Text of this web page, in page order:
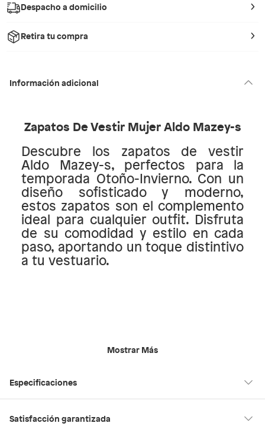
Despacho a domicilio
Retira tu compra
Información adicional
Zapatos De Vestir Mujer Aldo Mazey-s
Descubre los zapatos de vestir
Aldo Mazey-s, perfectos para la
temporada Otoño-Invierno. Con un
diseño sofisticado y moderno,
estos zapatos son el complemento
ideal para cualquier outfit. Disfruta
de su comodidad y estilo en cada
paso, aportando un toque distintivo
a tu vestuario.
Mostrar Más
Especificaciones
Modelo
Satisfacción garantizada